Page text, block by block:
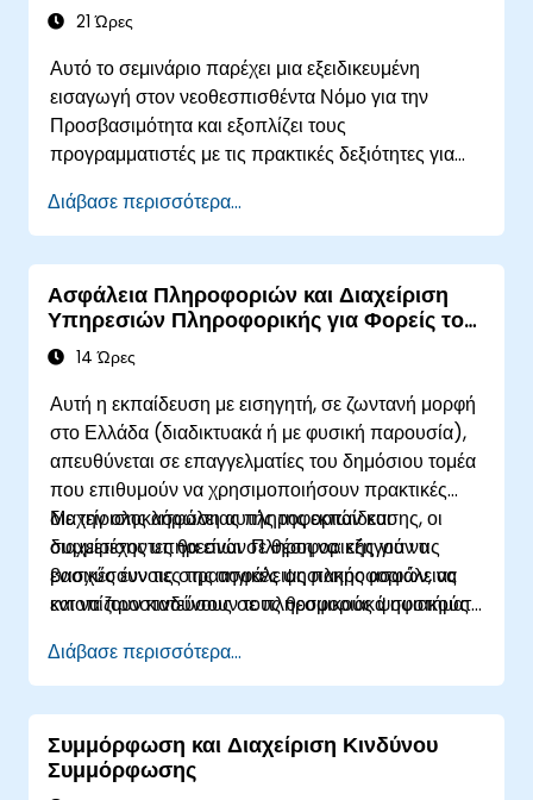
21 Ώρες
Αυτό το σεμινάριο παρέχει μια εξειδικευμένη
εισαγωγή στον νεοθεσπισθέντα Νόμο για την
Προσβασιμότητα και εξοπλίζει τους
προγραμματιστές με τις πρακτικές δεξιότητες για
πλήρως προσβάσιμων εφαρμογών. Ξεκινώντας με
μια συζήτηση πλαισίου σχετικά με τη σημασία και
τις επιπτώσεις του νόμου, το σεμινάριο μεταβαίνει
γρήγορα σε πρακτικές κωδικοποίησης, εργαλεία
και τεχνικές δοκιμών για τη διασφάλιση της
συμμόρφωσης και της συμπερίληψης των χρηστών
Διάβασε περισσότερα...
Ασφάλεια Πληροφοριών και Διαχείριση
Υπηρεσιών Πληροφορικής για Φορείς του
Δημόσιου Τομέα
14 Ώρες
Αυτή η εκπαίδευση με εισηγητή, σε ζωντανή μορφή
στο Ελλάδα (διαδικτυακά ή με φυσική παρουσία),
απευθύνεται σε επαγγελματίες του δημόσιου τομέα
που επιθυμούν να χρησιμοποιήσουν πρακτικές
διαχείρισης ασφάλειας πληροφοριών και
διαχείρισης υπηρεσιών Πληροφορικής για να
ενισχύσουν τις στρατηγικές ψηφιακής ασφάλειας
και να προστατεύσουν τους θεσμικούς ψηφιακούς
Με την ολοκλήρωση αυτής της εκπαίδευσης, οι
συμμετέχοντες θα είναι σε θέση να: εξηγούν τις
βασικές έννοιες της ασφάλειας πληροφοριών, να
εντοπίζουν κινδύνους σε πληροφοριακά συστήματα
ελέγχου ασφάλειας και να υποστηρίζουν την
ασφαλή παροχή υπηρεσιών Πληροφορικής.
Διάβασε περισσότερα...
Συμμόρφωση και Διαχείριση Κινδύνου
Συμμόρφωσης